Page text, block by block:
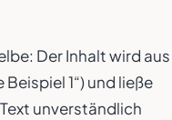
Der Inhalt wird aus
Beispiel 1“) und ließe
unverständlich